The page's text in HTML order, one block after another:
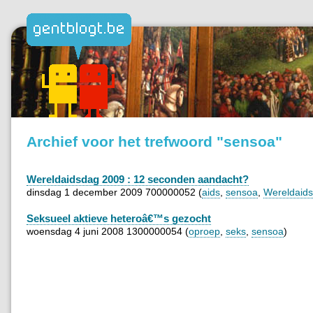
Archief voor het trefwoord "sensoa"
Wereldaidsdag 2009 : 12 seconden aandacht?
dinsdag 1 december 2009 700000052 (aids sensoa
Seksueel aktieve heteroâ€™s gezocht
woensdag 4 juni 2008 1300000054 (oproep seks sensoa)